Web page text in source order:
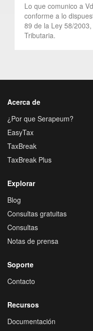
Lo que comunico a
conforme a lo
89 de la Ley 58/
Tributaria.
Acerca de
¿Por que Serapeum?
EasyTax
TaxBreak
TaxBreak Plus
Explorar
Blog
Consultas gratuitas
Consultas
Notas de prensa
Soporte
Contacto
Recursos
Documentación